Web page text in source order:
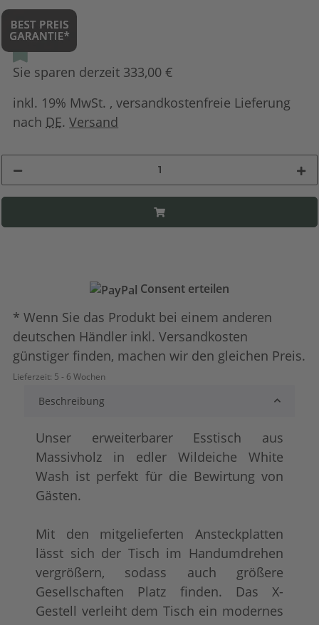
Sie sparen derzeit 333,00 €
inkl. 19% MwSt. , versandkostenfreie Lieferung
nach DE.Versand
Consent erteilen
* Wenn Sie das Produkt bei einem anderen
deutschen Händler inkl. Versandkosten
günstiger finden, machen wir den gleichen Preis.
Lieferzeit: 5 - 6 Wochen
Beschreibung
Unser erweiterbarer Esstisch aus
Massivholz in edler Wildeiche White
Wash ist perfekt für die Bewirtung von
Gästen.
Mit den mitgelieferten Ansteckplatten
lässt sich der Tisch im Handumdrehen
vergrößern, sodass auch größere
Gesellschaften Platz finden. Das X-
Gestell verleiht dem Tisch ein modernes